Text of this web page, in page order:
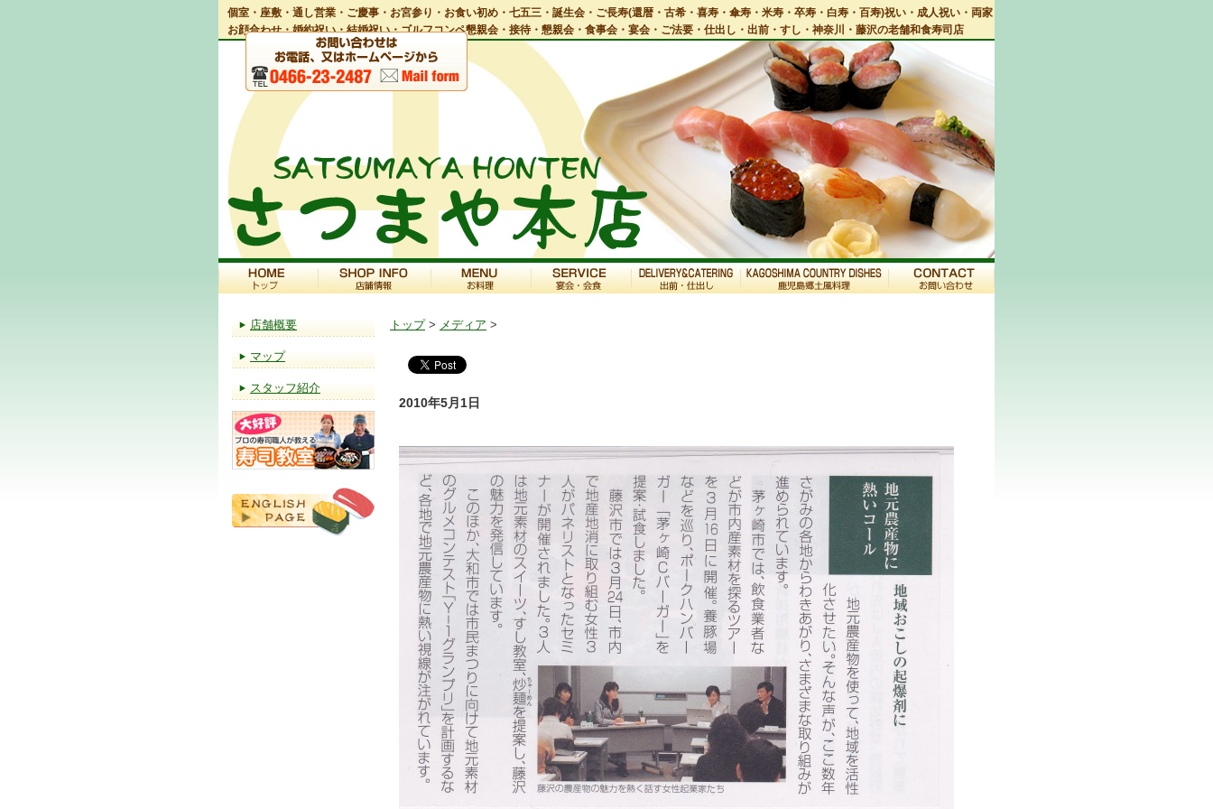
個室・座敷・通し営業・ご慶事・お宮参り・お食い初め・七五三・誕生会・ご長寿(還暦・古希・喜寿・傘寿・米寿・卒寿・白寿・百寿)祝い・成人祝い・両家
お顔合わせ・婚約祝い・結婚祝い・ゴルフコンペ懇親会・接待・懇親会・食事会・宴会・ご法要・仕出し・出前・すし・神奈川・藤沢の老舗和食寿司店
店舗概要
マップ
スタッフ紹介
トップ> メディア >
2010年5月1日